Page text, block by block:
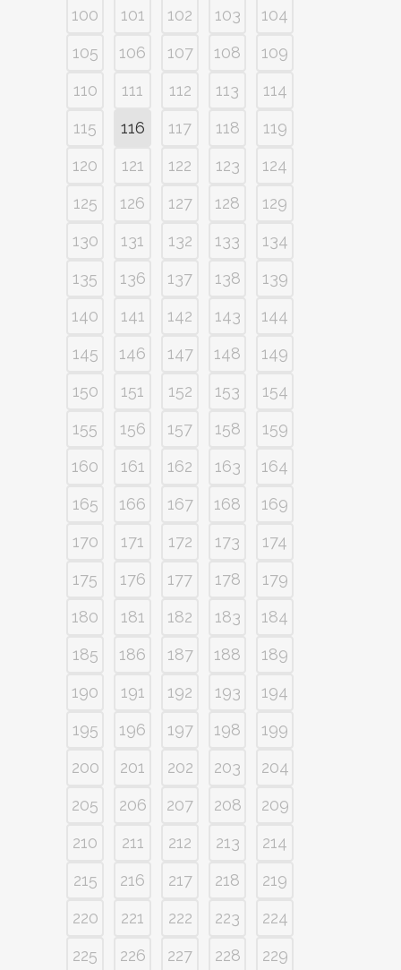
100
101 102 103
104
105
106 107 108
109
110
111 112 113
114
115
116 117 118
119
120
121 122 123
124
125
126 127 128
129
130
131 132 133
134
135
136 137 138
139
140
141 142 143
144
145
146 147 148
149
150
151 152 153
154
155
156 157 158
159
160
161 162 163
164
165
166 167 168
169
170
171 172 173
174
175
176 177 178
179
180
181 182 183
184
185
186 187 188
189
190
191 192 193
194
195
196 197 198
199
200
201 202 203
204
205
206 207 208
209
210
211 212 213
214
215
216 217 218
219
220
221 222 223
224
225
226 227 228 229